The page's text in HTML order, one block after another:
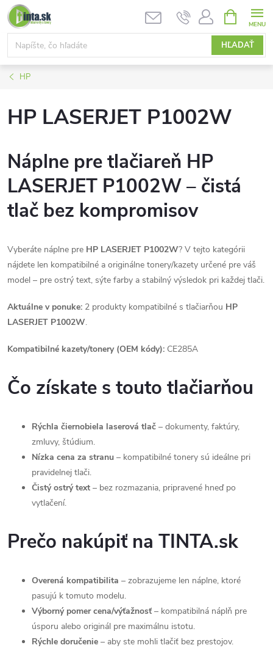
Prejsť
na
obsah
HĽADAŤ
KOŠÍK
HP
HP LASERJET P1002W
Náplne pre tlačiareň HP
LASERJET P1002W – čistá
tlač bez kompromisov
Vyberáte náplne pre HP LASERJET P1002W? V tejto kategórii
nájdete len kompatibilné a originálne tonery/kazety určené pre váš
model – pre ostrý text, sýte farby a stabilný výsledok pri každej tlači.
Aktuálne v ponuke: 2 produkty kompatibilné s tlačiarňou HP
LASERJET P1002W.
Kompatibilné kazety/tonery (OEM kódy): CE285A
Čo získate s touto tlačiarňou
Rýchla čiernobiela laserová tlač – dokumenty, faktúry,
zmluvy, štúdium.
Nízka cena za stranu – kompatibilné tonery sú ideálne pri
pravidelnej tlači.
Čistý ostrý text – bez rozmazania, pripravené hneď po
vytlačení.
Prečo nakúpiť na TINTA.sk
Overená kompatibilita – zobrazujeme len náplne, ktoré
pasujú k tomuto modelu.
Výborný pomer cena/výťažnosť – kompatibilná náplň pre
úsporu alebo originál pre maximálnu istotu.
Rýchle doručenie – aby ste mohli tlačiť bez prestojov.